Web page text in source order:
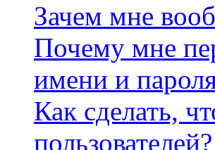
Зачем мне
Почему мне
имени и
Как сделать,
пользователей?